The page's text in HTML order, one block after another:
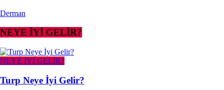
Derman
NEYE İYİ GELİR?
NEYE İYİ GELİR?
Turp Neye İyi Gelir?